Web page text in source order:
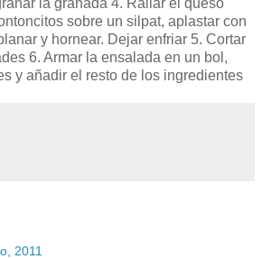
la granada 4. Rallar el queso
sobre un silpat, aplastar con
y hornear. Dejar enfriar 5. Cortar
6. Armar la ensalada en un bol,
y añadir el resto de los ingredientes
2011